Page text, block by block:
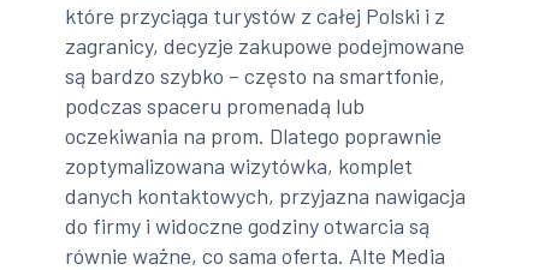
które przyciąga turystów z całej Polski i z
zagranicy, decyzje zakupowe podejmowane
są bardzo szybko – często na smartfonie,
podczas spaceru promenadą lub
oczekiwania na prom. Dlatego poprawnie
zoptymalizowana wizytówka, komplet
danych kontaktowych, przyjazna nawigacja
do firmy i widoczne godziny otwarcia są
równie ważne, co sama oferta. Alte Media